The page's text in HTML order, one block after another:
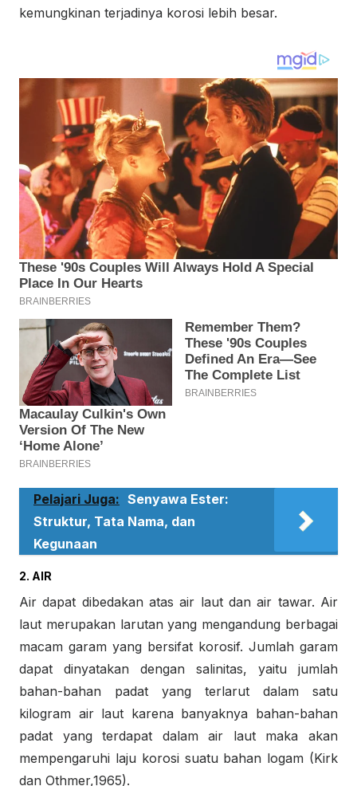
kemungkinan terjadinya korosi lebih besar.
Pelajari Juga: Senyawa Ester:
Struktur, Tata Nama, dan
Kegunaan
2. AIR
Air dapat dibedakan atas air laut dan air tawar. Air
laut merupakan larutan yang mengandung berbagai
macam garam yang bersifat korosif. Jumlah garam
dapat dinyatakan dengan salinitas, yaitu jumlah
bahan-bahan padat yang terlarut dalam satu
kilogram air laut karena banyaknya bahan-bahan
padat yang terdapat dalam air laut maka akan
mempengaruhi laju korosi suatu bahan logam (Kirk
dan Othmer,1965).